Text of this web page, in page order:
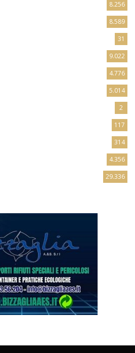
8.256
8.589
31
9.022
4.776
5.014
2
117
314
4.356
29.336